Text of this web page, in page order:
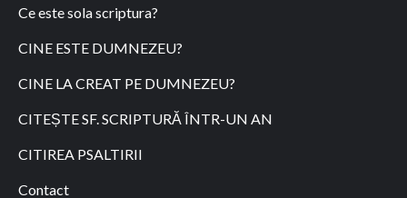
Ce este sola scriptura?
CINE ESTE DUMNEZEU?
CINE LA CREAT PE DUMNEZEU?
CITEȘTE SF. SCRIPTURĂ ÎNTR-UN AN
CITIREA PSALTIRII
Contact